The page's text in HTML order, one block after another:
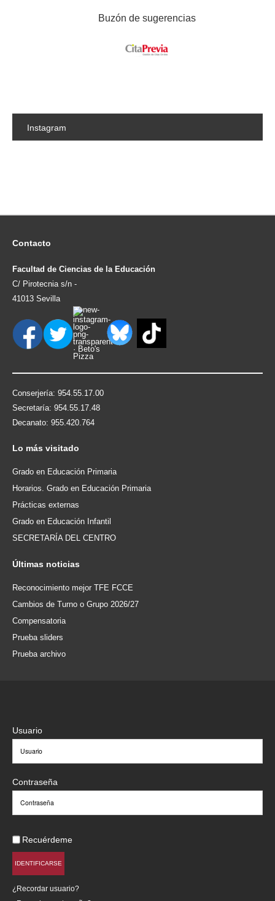
Buzón de sugerencias
Instagram
Contacto
Facultad de Ciencias de la Educación
C/ Pirotecnia s/n -
41013 Sevilla
Conserjería: 954.55.17.00
Secretaría: 954.55.17.48
Decanato: 955.420.764
Lo más visitado
Grado en Educación Primaria
Horarios. Grado en Educación Primaria
Prácticas externas
Grado en Educación Infantil
SECRETARÍA DEL CENTRO
Últimas noticias
Reconocimiento mejor TFE FCCE
Cambios de Turno o Grupo 2026/27
Compensatoria
Prueba sliders
Prueba archivo
Usuario
Contraseña
Recuérdeme
IDENTIFICARSE
¿Recordar usuario?